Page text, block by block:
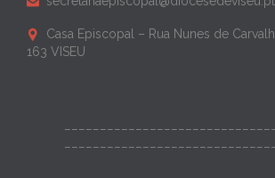

Casa Episcopal – Rua Nunes de
163 VISEU